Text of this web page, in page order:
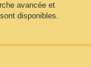
avancée et
disponibles.